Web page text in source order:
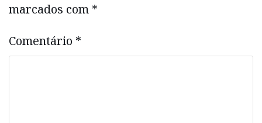
marcados com *
Comentário *